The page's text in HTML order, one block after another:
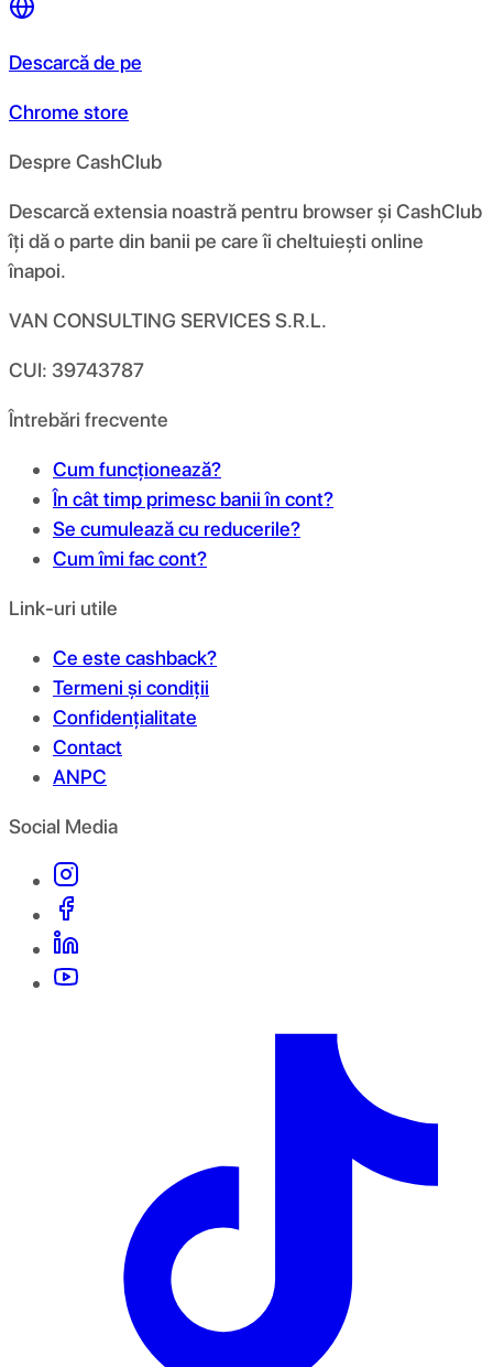
Descarcă de pe
Chrome store
Despre CashClub
Descarcă extensia noastră pentru browser și CashClub
îți dă o parte din banii pe care îi cheltuiești online
înapoi.
VAN CONSULTING SERVICES S.R.L.
CUI: 39743787
Întrebări frecvente
Cum funcționează?
În cât timp primesc banii în cont?
Se cumulează cu reducerile?
Cum îmi fac cont?
Link-uri utile
Ce este cashback?
Termeni și condiții
Confidențialitate
Contact
ANPC
Social Media